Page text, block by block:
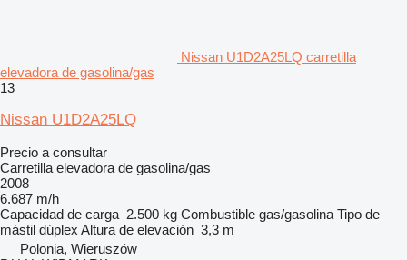
Nissan U1D2A25LQ carretilla
elevadora de gasolina/gas
13
Nissan U1D2A25LQ
Precio a consultar
Carretilla elevadora de gasolina/gas
2008
6.687 m/h
Capacidad de carga 2.500 kg Combustible gas/gasolina Tipo de
mástil dúplex Altura de elevación 3,3 m
Polonia, Wieruszów